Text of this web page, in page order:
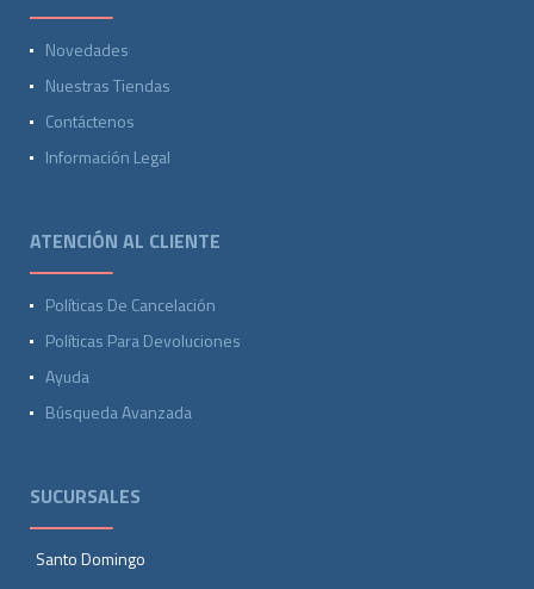
Novedades
Nuestras Tiendas
Contáctenos
Información Legal
ATENCIÓN AL CLIENTE
Políticas De Cancelación
Políticas Para Devoluciones
Ayuda
Búsqueda Avanzada
SUCURSALES
Santo Domingo